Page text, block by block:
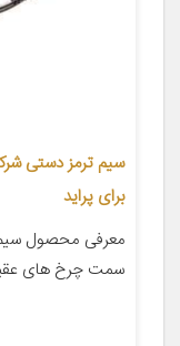
برای پراید
معرفی محصول سیم
سمت چرخ های